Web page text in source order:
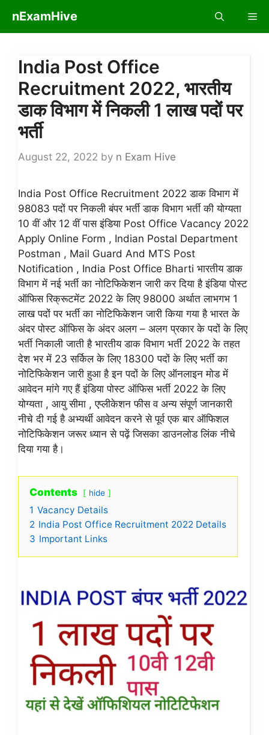
content
nExamHive
India Post Office
Recruitment 2022, भारतीय
डाक विभाग में निकली 1 लाख पदों पर
भर्ती
August 22, 2022 by n Exam Hive
India Post Office Recruitment 2022 डाक विभाग में
98083 पदों पर निकली बंपर भर्ती डाक विभाग भर्ती की योग्यता
10 वीं और 12 वीं पास इंडिया Post Office Vacancy 2022
Apply Online Form , Indian Postal Department
Postman , Mail Guard And MTS Post
Notification , India Post Office Bharti भारतीय डाक
विभाग में नई भर्ती का नोटिफिकेशन जारी कर दिया है इंडिया पोस्ट
ऑफिस रिक्रूटमेंट 2022 के लिए 98000 अर्थात लाभगभ 1
लाख पदों पर भर्ती का नोटिफिकेशन जारी किया गया है भारत के
अंदर पोस्ट ऑफिस के अंदर अलग – अलग प्रकार के पदों के लिए
भर्ती निकाली जाती है भारतीय डाक विभाग भर्ती 2022 के तहत
देश भर में 23 सर्किल के लिए 18300 पदों के लिए भर्ती का
नोटिफिकेशन जारी हुआ है इन पदों के लिए ऑनलाइन मोड में
आवेदन मांगे गए हैं इंडिया पोस्ट ऑफिस भर्ती 2022 के लिए
योग्यता , आयु सीमा , एप्लीकेशन फीस व अन्य संपूर्ण जानकारी
नीचे दी गई है अभ्यर्थी आवेदन करने से पूर्व एक बार ऑफिशल
नोटिफिकेशन जरूर ध्यान से पढ़ें जिसका डाउनलोड लिंक नीचे
दिया गया है।
Contents hide
1 Vacancy Details
2 India Post Office Recruitment 2022 Details
3 Important Links